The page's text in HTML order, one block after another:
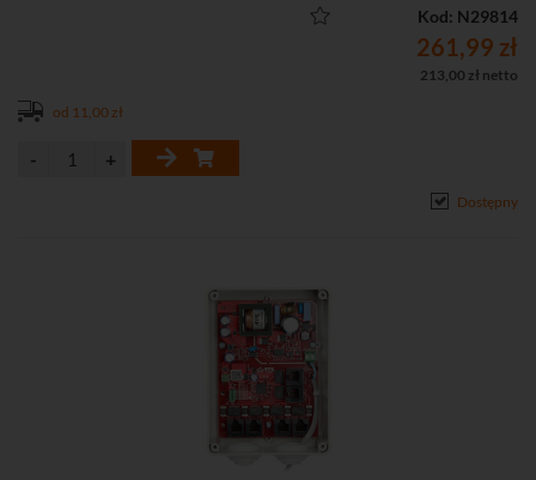
wzmacnia i rozdziela sygnał sieciowy (w pełni funkcjonalny switch
parametrów
• Szeroki zakres temperatur pracy
• Bardzo niski pobór mocy (< 0,5 W)
Kod: N29814
261,99 zł
213,00 zł netto
od 11,00 zł
Dostępny